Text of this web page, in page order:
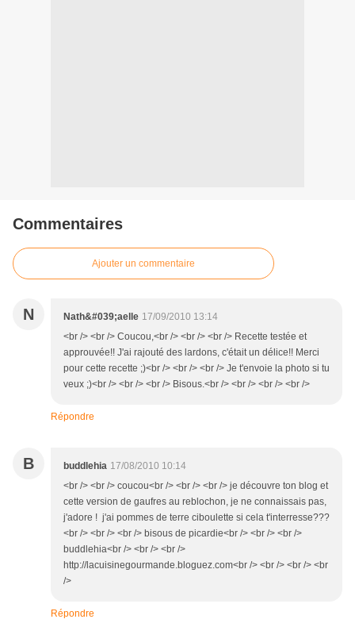
Commentaires
Ajouter un commentaire
N Nath&#039;aelle 17/09/2010 13:14
<br /> <br /> Coucou,<br /> <br /> <br /> Recette testée et
approuvée!! J'ai rajouté des lardons, c'était un délice!! Merci
pour cette recette ;)<br /> <br /> <br /> Je t'envoie la photo si tu
veux ;)<br /> <br /> <br /> Bisous.<br /> <br /> <br /> <br />
Répondre
B buddlehia 17/08/2010 10:14
<br /> <br /> coucou<br /> <br /> <br /> je découvre ton blog et
cette version de gaufres au reblochon, je ne connaissais pas,
j'adore ! j'ai pommes de terre ciboulette si cela t'interresse???
<br /> <br /> <br /> bisous de picardie<br /> <br /> <br />
buddlehia<br /> <br /> <br />
http://lacuisinegourmande.bloguez.com<br /> <br /> <br /> <br
/>
Répondre